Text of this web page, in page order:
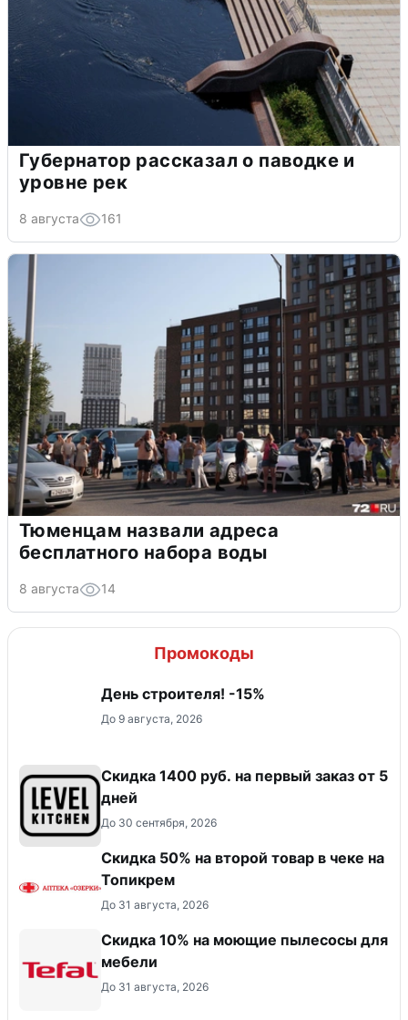
Губернатор рассказал о паводке и
уровне рек
8 августа 161
Тюменцам назвали адреса
бесплатного набора воды
8 августа 14
Промокоды
День строителя! -15%
До 9 августа, 2026
Скидка 1400 руб. на первый заказ от 5
дней
До 30 сентября, 2026
Скидка 50% на второй товар в чеке на
Топикрем
До 31 августа, 2026
Скидка 10% на моющие пылесосы для
мебели
До 31 августа, 2026